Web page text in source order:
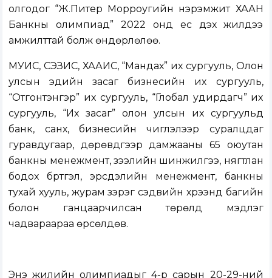
олгодог “Ж.Питер Морроугийн нэрэмжит ХААН
Банкны олимпиад” 2022 онд ес дэх жилдээ
амжилттай болж өндөрлөлөө.
МУИС, СЭЗИС, ХААИС, “Мандах” их сургууль, Олон
улсын эдийн засаг бизнесийн их сургууль,
“Отгонтэнгэр” их сургууль, “Глобал удирдагч” их
сургууль, “Их засаг” олон улсын их сургуульд
банк, санхүү, бизнесийн чиглэлээр суралцдаг
гуравдугаар, дөрөвдүгээр дамжааны 65 оюутан
банкны менежмент, зээлийн шинжилгээ, нягтлан
бодох бүртгэл, эрсдэлийн менежмент, банкны
тухай хууль, журам зэрэг сэдвийн хүрээнд багийн
болон ганцаарчилсан төрөлд мэдлэг
чадвараараа өрсөлдөв.
Энэ жилийн олимпиадыг 4-р сарын 20-29-ний